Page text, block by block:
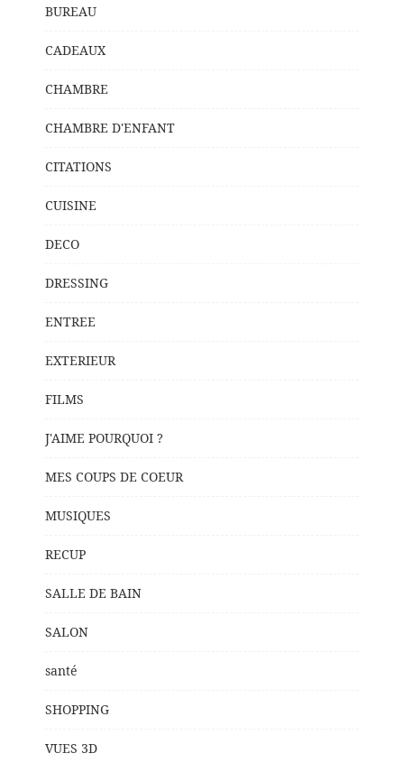
BUREAU
CADEAUX
CHAMBRE
CHAMBRE D'ENFANT
CITATIONS
CUISINE
DECO
DRESSING
ENTREE
EXTERIEUR
FILMS
J'AIME POURQUOI ?
MES COUPS DE COEUR
MUSIQUES
RECUP
SALLE DE BAIN
SALON
santé
SHOPPING
VUES 3D